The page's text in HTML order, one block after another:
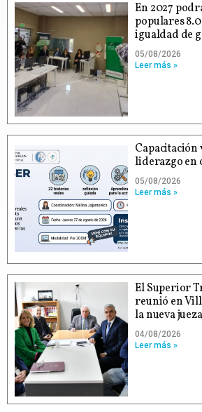
En 2027
populares
igualdad de
05/08/2026
Leer más »
liderazgo en
05/08/2026
Leer más »
El Superior
reunió en
la nueva
04/08/2026
Leer más »